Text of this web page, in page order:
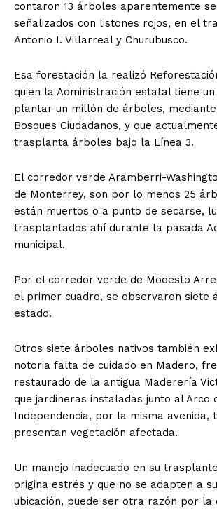
contaron 13 árboles aparentemente
señalizados con listones rojos, en el
Antonio I. Villarreal y Churubusco.
Esa forestación la realizó
quien la Administración estatal tiene
plantar un millón de árboles,
Bosques Ciudadanos, y que
trasplanta árboles bajo la Línea 3.
El corredor verde Aramberri-
de Monterrey, son por lo menos 25
están muertos o a punto de secarse,
trasplantados ahí durante la pasada
municipal.
Por el corredor verde de Modesto
el primer cuadro, se observaron siete
estado.
Otros siete árboles nativos también
notoria falta de cuidado en Madero,
restaurado de la antigua Maderería
que jardineras instaladas junto al Arco
Independencia, por la misma avenida,
presentan vegetación afectada.
Un manejo inadecuado en su
origina estrés y que no se adapten a
ubicación, puede ser otra razón por la